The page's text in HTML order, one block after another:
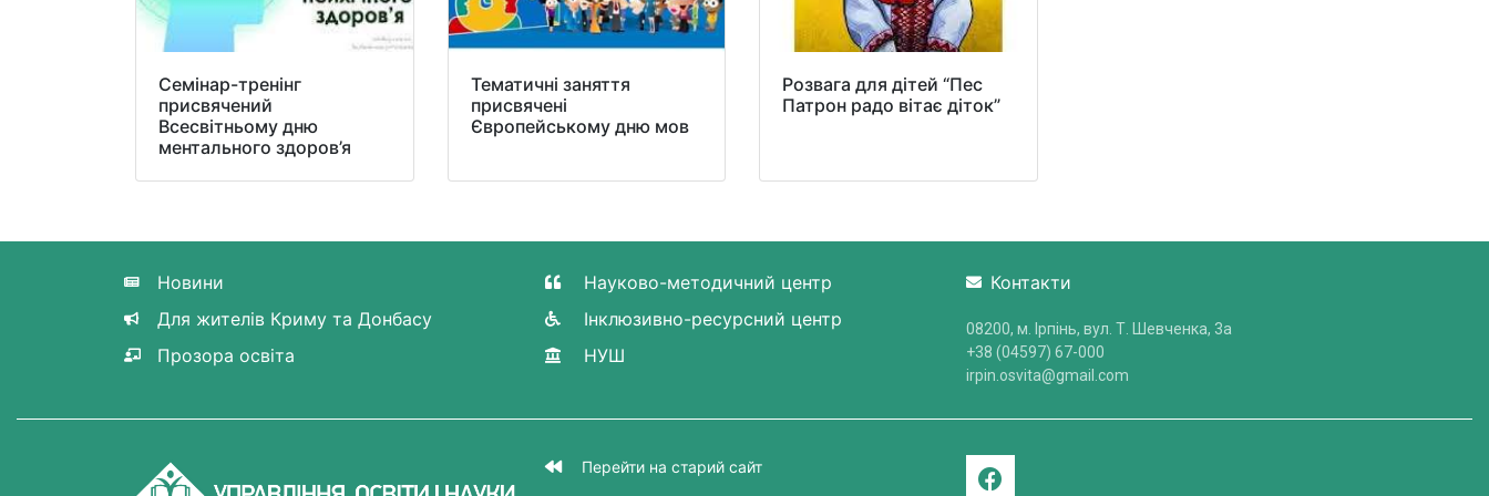
Семінар-тренінг
присвячений
Всесвітньому дню
ментального здоров’я
Тематичні заняття
присвячені
Європейському дню мов
Розвага для дітей “Пес
Патрон радо вітає діток”
Новини
Для жителів Криму та Донбасу
Прозора освіта
Науково-методичний центр
Інклюзивно-ресурсний центр
НУШ
Контакти
08200, м. Ірпінь, вул. Т. Шевченка, 3a
+38 (04597) 67-000
irpin.osvita@gmail.com
Перейти на старий сайт